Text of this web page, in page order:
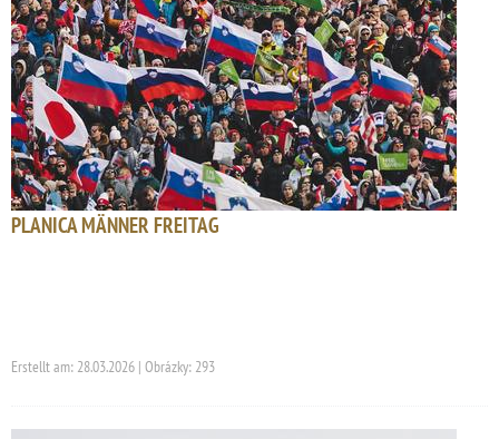
PLANICA MÄNNER FREITAG
Erstellt am: 28.03.2026 | Obrázky: 293